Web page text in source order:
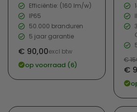
Efficiëntie: (160 lm/w)
IP65
50.000 branduren
5 jaar garantie
Verkoopprijs
€ 90,00excl btw
op voorraad (6)
prijs
€
€